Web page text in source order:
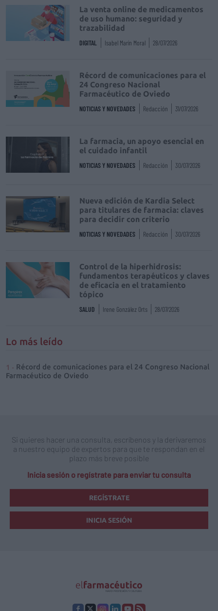
La venta online de medicamentos
de uso humano: seguridad y
trazabilidad
DIGITAL Isabel Marín Moral 28/07/2026
Récord de comunicaciones para el
24 Congreso Nacional
Farmacéutico de Oviedo
NOTICIAS Y NOVEDADES Redacción 31/07/2026
La farmacia, un apoyo esencial en
el cuidado infantil
NOTICIAS Y NOVEDADES Redacción 30/07/2026
Nueva edición de Kardia Select
para titulares de farmacia: claves
para decidir con criterio
NOTICIAS Y NOVEDADES Redacción 30/07/2026
Control de la hiperhidrosis:
fundamentos terapéuticos y claves
de eficacia en el tratamiento
tópico
SALUD Irene González Orts 28/07/2026
Lo más leído
Récord de comunicaciones para el 24 Congreso Nacional
Farmacéutico de Oviedo
Si quieres hacer una consulta, escríbenos y la derivaremos
a nuestro equipo de expertos para que te respondan en el
plazo más breve posible
Inicia sesión o regístrate para enviar tu consulta
REGÍSTRATE
INICIA SESIÓN